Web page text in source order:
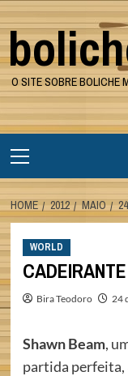
Skip
to
content
O SITE SOBRE BOLICHE
Menu
HOME 2012 MAIO 24
WORLD
Bira Teodoro 24
Shawn Beam,
partida perfeita,